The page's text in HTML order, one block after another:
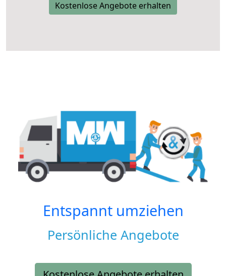
Kostenlose Angebote erhalten
Entspannt umziehen
Persönliche Angebote